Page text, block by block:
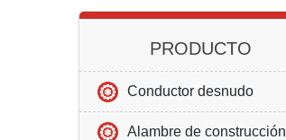
PRODUCTO
Conductor desnudo
Alambre de construcción